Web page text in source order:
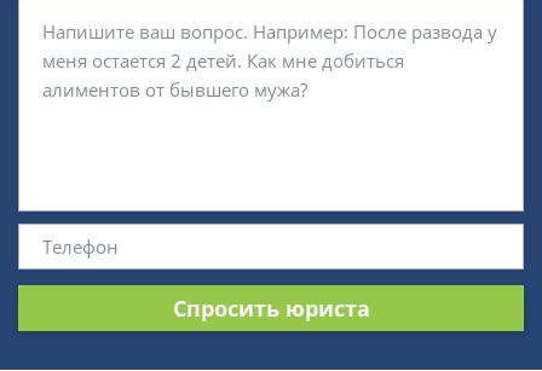
Спросить юриста